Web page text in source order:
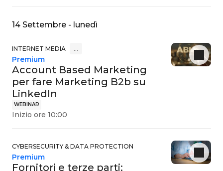
14 Settembre - lunedì
INTERNET MEDIA …
WEBINAR
Account Based Marketing
per fare Marketing B2b su
LinkedIn
Premium
Inizio ore 10:00
CYBERSECURITY & DATA PROTECTION
Fornitori e terze parti:
Premium